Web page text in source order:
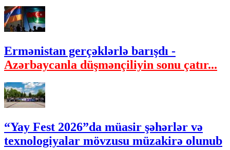
Ermənistan gerçəklərlə barışdı -
Azərbaycanla düşmənçiliyin sonu çatır...
“Yay Fest 2026”da müasir şəhərlər və
texnologiyalar mövzusu müzakirə olunub